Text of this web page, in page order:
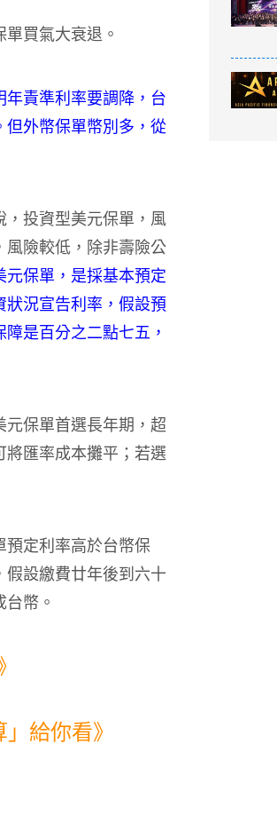
買氣大衰退。
年責準利率要調降，台
但外幣保單幣別多，從
，投資型美元保單，風
風險較低，除非壽險公
元保單，是採基本預定
況宣告利率，假設預
是百分之二點七五，
保單首選長年期，超
匯率成本攤平；若選
預定利率高於台幣保
假設繳費廿年後到六十
幣。
給你看》